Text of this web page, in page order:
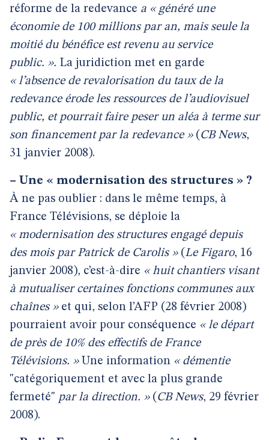
réforme de la redevance a « généré une
économie de 100 millions par an, mais seule la
moitié du bénéfice est revenu au service
public. ». La juridiction met en garde
« l’absence de revalorisation du taux de la
redevance érode les ressources de l’audiovisuel
public, et pourrait faire peser un aléa à terme sur
son financement par la redevance »( CB News,
31 janvier 2008).
– Une « modernisation des structures » ?
À ne pas oublier : dans le même temps, à
France Télévisions, se déploie la
« modernisation des structures engagé depuis
des mois par Patrick de Carolis »(Le Figaro, 16
janvier 2008), c’est-à-dire « huit chantiers visant
à mutualiser certaines fonctions communes aux
chaînes »et qui, selon l’AFP (28 février 2008)
pourraient avoir pour conséquence « le départ
de près de 10% des effectifs de France
Télévisions. » Une information « démentie
"catégoriquement et avec la plus grande
fermeté" par la direction. »( CB News, 29 février
2008).